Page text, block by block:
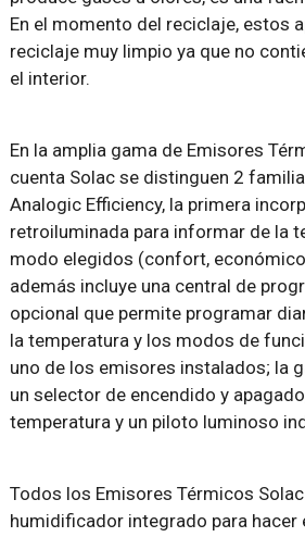
En el momento del reciclaje, estos
reciclaje muy limpio ya que no
el interior.
En la amplia gama de Emisores
cuenta Solac se distinguen 2
Analogic Efficiency, la primera
retroiluminada para informar de la
modo elegidos (confort,
además incluye una central de
opcional que permite programar
la temperatura y los modos de
uno de los emisores instalados; la
un selector de encendido y
temperatura y un piloto luminoso
Todos los Emisores Térmicos
humidificador integrado para hacer